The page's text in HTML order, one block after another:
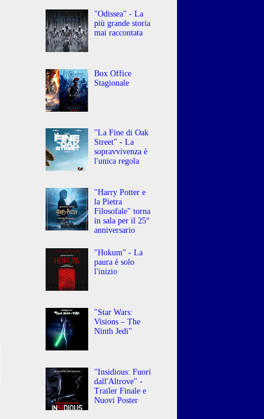
"Odissea" - La
più grande storia
mai raccontata
Box Office
Stagionale
"La Fine di Oak
Street" - La
sopravvivenza è
l'unica regola
"Harry Potter e
la Pietra
Filosofale" torna
in sala per il 25°
anniversario
"Hokum" - La
paura è solo
l'inizio
"Star Wars:
Visions – The
Ninth Jedi"
"Insidious: Fuori
dall'Altrove" -
Trailer Finale e
Nuovi Poster